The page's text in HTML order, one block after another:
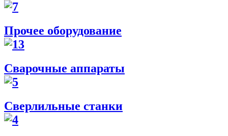
Прочее оборудование
Сварочные аппараты
Сверлильные станки